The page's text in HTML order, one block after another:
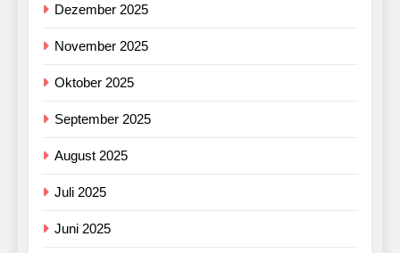
Dezember 2025
November 2025
Oktober 2025
September 2025
August 2025
Juli 2025
Juni 2025